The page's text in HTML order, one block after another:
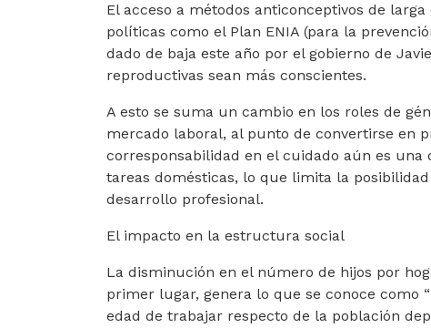
El acceso a métodos anticonceptivos de
políticas como el Plan ENIA (para la
dado de baja este año por el gobierno de
reproductivas sean más conscientes.
A esto se suma un cambio en los roles de
mercado laboral, al punto de convertirse en
corresponsabilidad en el cuidado aún es
tareas domésticas, lo que limita la
desarrollo profesional.
El impacto en la estructura social
La disminución en el número de hijos por
primer lugar, genera lo que se conoce como
edad de trabajar respecto de la población